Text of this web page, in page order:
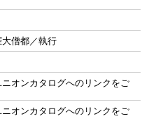
僧都／執行
ニオンカタログへのリンクをご
ニオンカタログへのリンクをご